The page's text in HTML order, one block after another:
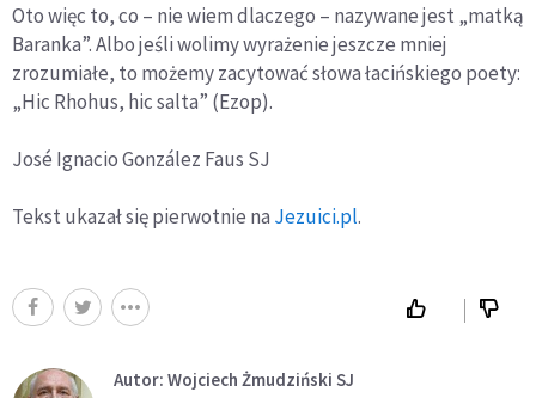
Oto więc to, co – nie wiem dlaczego – nazywane jest „matką
Baranka”. Albo jeśli wolimy wyrażenie jeszcze mniej
zrozumiałe, to możemy zacytować słowa łacińskiego poety:
„Hic Rhohus, hic salta” (Ezop).
José Ignacio González Faus SJ
Tekst ukazał się pierwotnie na Jezuici.pl.
Autor: Wojciech Żmudziński SJ